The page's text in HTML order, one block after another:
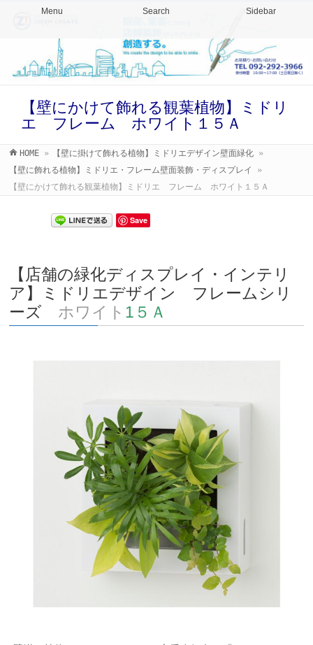
Menu Search Sidebar
【壁にかけて飾れる観葉植物】ミドリ
エ フレーム ホワイト１５Ａ
HOME » 【壁に掛けて飾れる植物】ミドリエデザイン壁面緑化 »
【壁に飾れる植物】ミドリエ・フレーム壁面装飾・ディスプレイ
»
【壁にかけて飾れる観葉植物】ミドリエ フレーム ホワイト１５Ａ
Save
【店舗の緑化ディスプレイ・インテリ
ア】ミドリエデザイン フレームシリ
ーズ ホワイト 1５Ａ